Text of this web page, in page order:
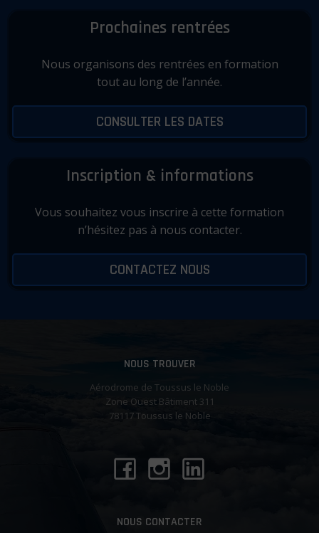
Prochaines rentrées
Nous organisons des rentrées en formation
tout au long de l’année.
CONSULTER LES DATES
Inscription & informations
Vous souhaitez vous inscrire à cette formation
n’hésitez pas à nous contacter.
CONTACTEZ NOUS
NOUS TROUVER
Aérodrome de Toussus le Noble
Zone Ouest Bâtiment 311
78117 Toussus le Noble
NOUS CONTACTER